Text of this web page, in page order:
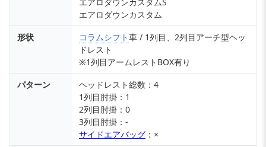
エアロダウンカスタム
形状
コラムシフト車 / 1列目、2列目アーチ型ヘッ
ドレスト
※1列目アームレストBOX有り
パターン
ヘッドレスト総数：4
1列目肘掛：1
2列目肘掛：0
3列目肘掛：-
サイドエアバッグ ：×